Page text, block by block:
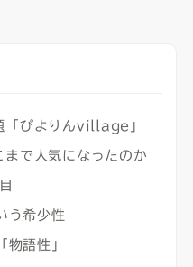
「ぴよりんvillage」
で人気になったのか
う希少性
語性」